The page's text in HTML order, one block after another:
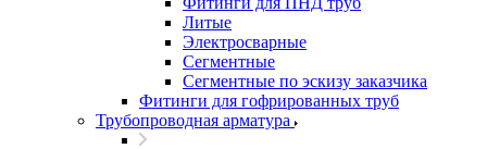
Литые
Электросварные
Сегментные
Сегментные по эскизу заказчика
Фитинги для гофрированных труб
Трубопроводная арматура